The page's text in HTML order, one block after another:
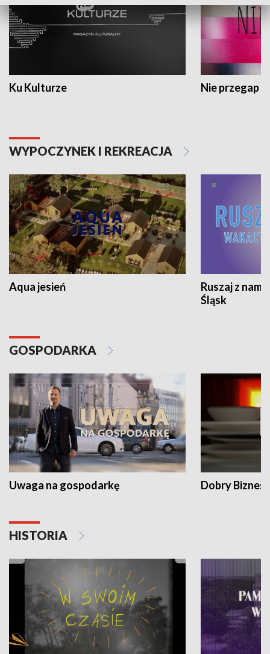
Ku Kulturze Nie przegap
WYPOCZYNEK I REKREACJA
Aqua jesień
Ruszaj z
Śląsk
GOSPODARKA
Uwaga na gospodarkę Dobry Biznes
HISTORIA